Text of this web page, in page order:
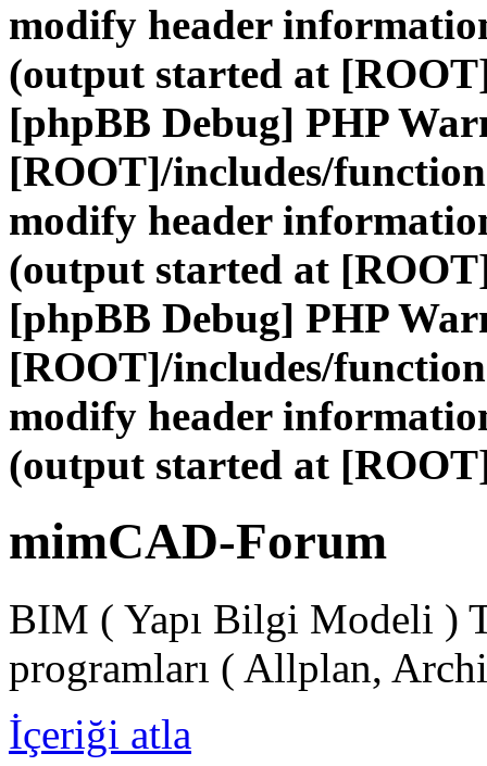
modify header
(output started at
[phpBB Debug] PHP
[ROOT]/includes/
modify header
(output started at
[phpBB Debug] PHP
[ROOT]/includes/
modify header
(output started at
mimCAD-Forum
BIM ( Yapı Bilgi Modeli )
programları ( Allplan,
İçeriği atla